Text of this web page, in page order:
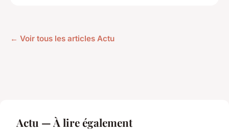
← Voir tous les articles Actu
Actu — À lire également